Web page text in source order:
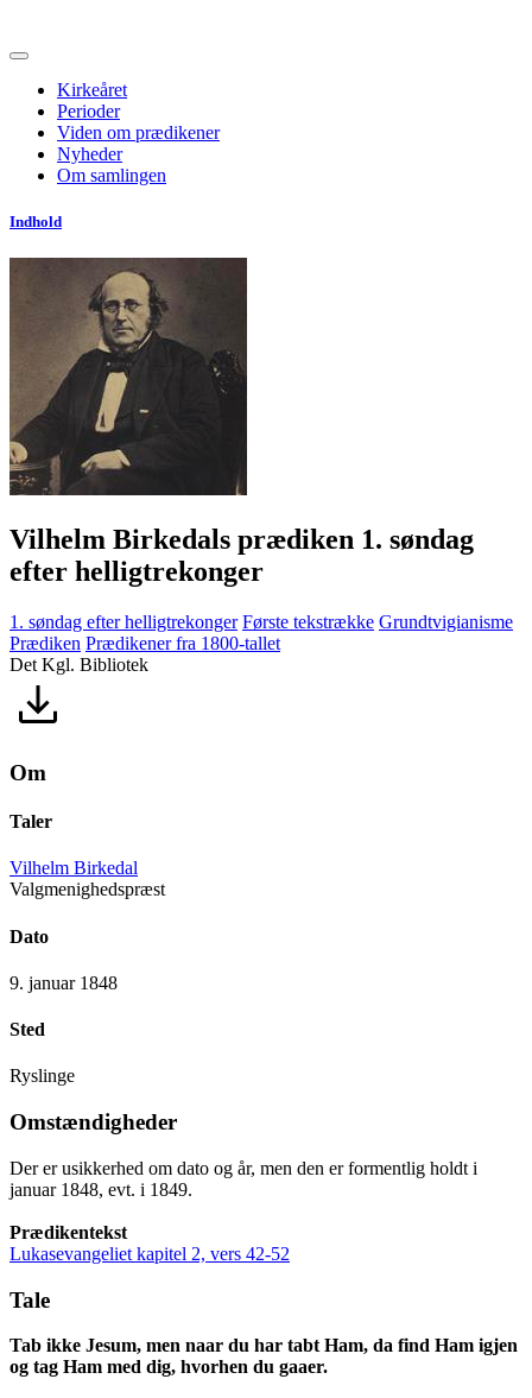
Kirkeåret
Perioder
Viden om prædikener
Nyheder
Om samlingen
Indhold
Vilhelm Birkedals prædiken 1. søndag
efter helligtrekonger
1. søndag efter helligtrekonger Første tekstrække Grundtvigianisme
Prædiken Prædikener fra 1800-tallet
Det Kgl. Bibliotek
Om
Taler
Vilhelm Birkedal
Valgmenighedspræst
Dato
9. januar 1848
Sted
Ryslinge
Omstændigheder
Der er usikkerhed om dato og år, men den er formentlig holdt i
januar 1848, evt. i 1849.
Prædikentekst
Lukasevangeliet kapitel 2, vers 42-52
Tale
Tab ikke Jesum, men naar du har tabt Ham, da find Ham igjen
og tag Ham med dig, hvorhen du gaaer.